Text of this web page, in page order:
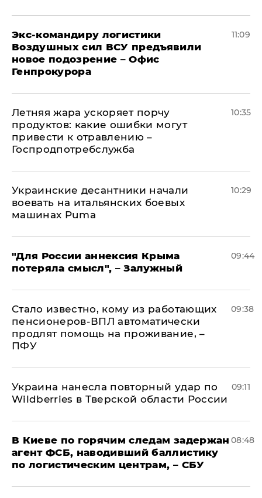
Экс-командиру логистики
Воздушных сил ВСУ предъявили
новое подозрение – Офис
Генпрокурора
11:09
Летняя жара ускоряет порчу
продуктов: какие ошибки могут
привести к отравлению –
Госпродпотребслужба
10:35
Украинские десантники начали
воевать на итальянских боевых
машинах Puma
10:29
"Для России аннексия Крыма
потеряла смысл", – Залужный
09:44
Стало известно, кому из работающих
пенсионеров-ВПЛ автоматически
продлят помощь на проживание, –
ПФУ
09:38
Украина нанесла повторный удар по
Wildberries в Тверской области России
09:11
В Киеве по горячим следам задержан
агент ФСБ, наводивший баллистику
по логистическим центрам, – СБУ
08:48